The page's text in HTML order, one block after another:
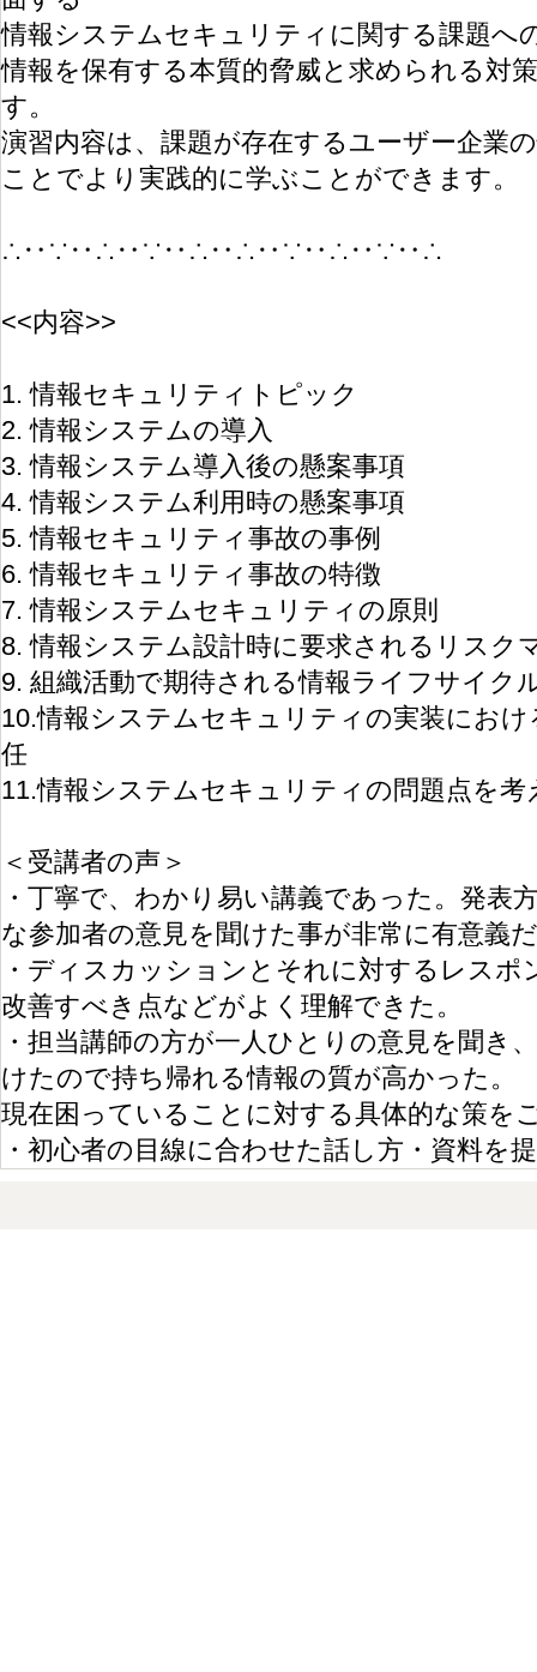
情報システムセキュリティに関する課題へ
情報を保有する本質的脅威と求められる対
す。
演習内容は、課題が存在するユーザー企業
ことでより実践的に学ぶことができます。
∴‥∵‥∴‥∵‥∴‥∴‥∵‥∴‥∵‥∴
<<内容>>
1. 情報セキュリティトピック
2. 情報システムの導入
3. 情報システム導入後の懸案事項
4. 情報システム利用時の懸案事項
5. 情報セキュリティ事故の事例
6. 情報セキュリティ事故の特徴
7. 情報システムセキュリティの原則
8. 情報システム設計時に要求されるリスク
9. 組織活動で期待される情報ライフサイク
10.情報システムセキュリティの実装にお
任
11.情報システムセキュリティの問題点を
＜受講者の声＞
・丁寧で、わかり易い講義であった。発表
な参加者の意見を聞けた事が非常に有意義
・ディスカッションとそれに対するレス
改善すべき点などがよく理解できた。
・担当講師の方が一人ひとりの意見を聞き
けたので持ち帰れる情報の質が高かった。
現在困っていることに対する具体的な策を
・初心者の目線に合わせた話し方・資料を